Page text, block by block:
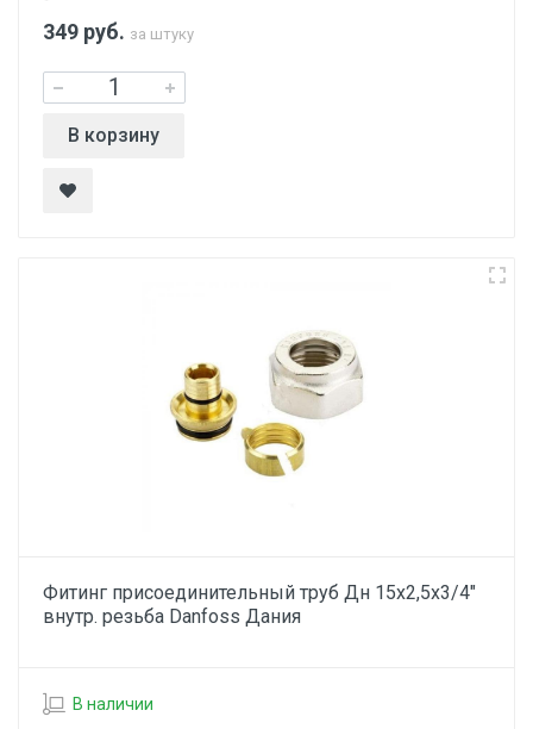
349 руб. за штуку
В корзину
Фитинг присоединительный труб Дн 15х2,5х3/4"
внутр. резьба Danfoss Дания
В наличии